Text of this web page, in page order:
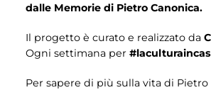
dalle Memorie di Pietro Canonica.
Il progetto è curato e realizzato da
Ogni settimana per
Per sapere di più sulla vita di